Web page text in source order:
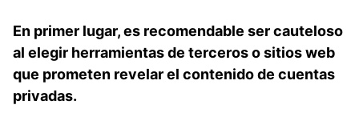
En primer lugar, es recomendable ser cauteloso
al elegir herramientas de terceros o sitios web
⁢que prometen revelar el ⁣contenido de cuentas
privadas.